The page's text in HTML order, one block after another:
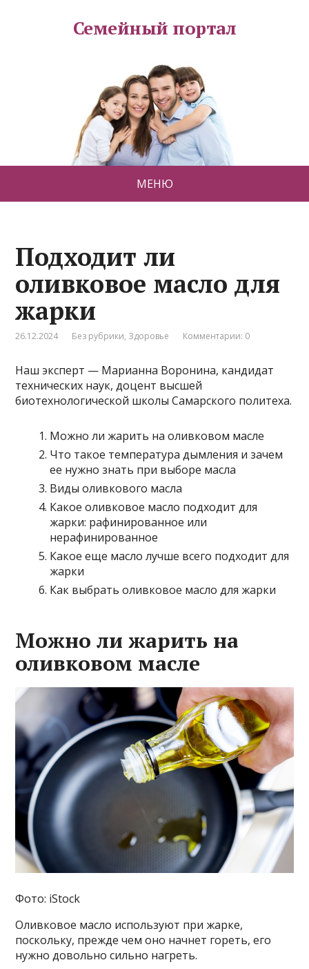
Семейный портал
МЕНЮ
Подходит ли
оливковое масло для
жарки
26.12.2024 Без рубрики, Здоровье Комментарии: 0
Наш эксперт — Марианна Воронина, кандидат
технических наук, доцент высшей
биотехнологической школы Самарского политеха.
Можно ли жарить на оливковом масле
Что такое температура дымления и зачем
ее нужно знать при выборе масла
Виды оливкового масла
Какое оливковое масло подходит для
жарки: рафинированное или
нерафинированное
Какое еще масло лучше всего подходит для
жарки
Как выбрать оливковое масло для жарки
Можно ли жарить на
оливковом масле
Фото: iStock
Оливковое масло используют при жарке,
поскольку, прежде чем оно начнет гореть, его
нужно довольно сильно нагреть.